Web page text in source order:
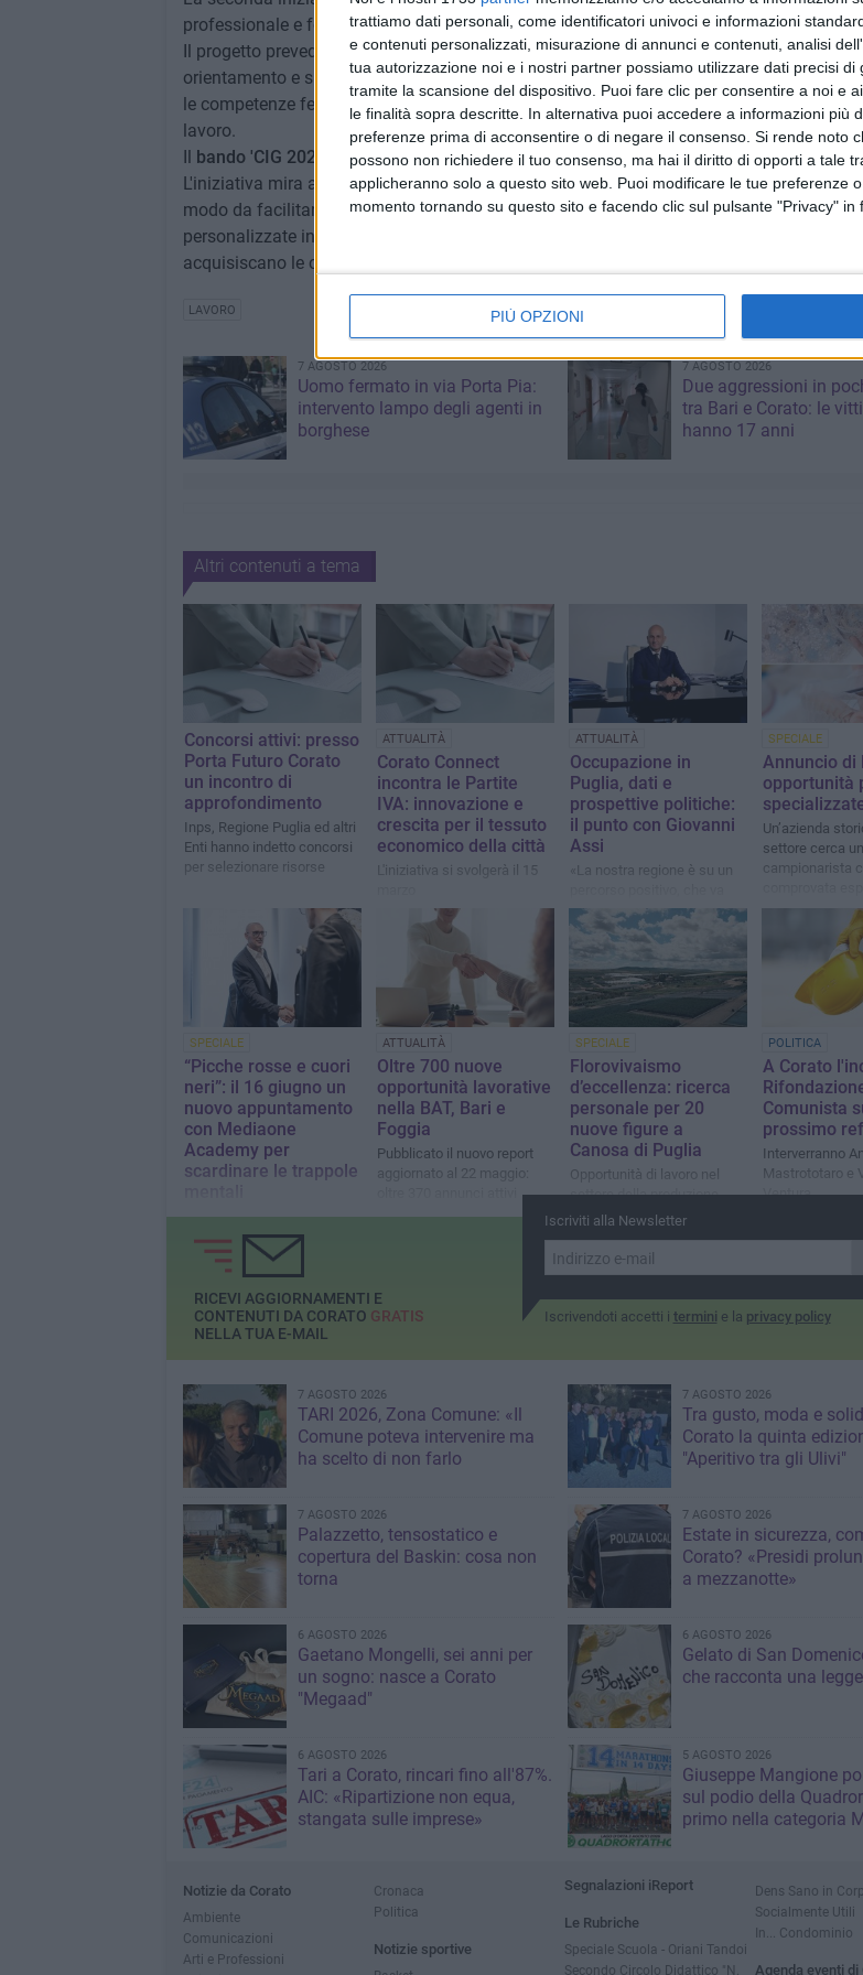
trattiamo dati personali, come identificatori univoci e informazioni
e contenuti personalizzati, misurazione di annunci e contenuti, analisi
tua autorizzazione noi e i nostri partner possiamo utilizzare dati precisi di
tramite la scansione del dispositivo. Puoi fare clic per consentire a noi e
le finalità sopra descritte. In alternativa puoi accedere a informazioni più
preferenze prima di acconsentire o di negare il consenso. Si rende noto
possono non richiedere il tuo consenso, ma hai il diritto di opporti a tale
applicheranno solo a questo sito web. Puoi modificare le tue preferenze
momento tornando su questo sito e facendo clic sul pulsante "Privacy" in
PIÙ OPZIONI
professionale e formazione per disoccupati, inattivi e inoccupati.
Il progetto prevede la creazione di una rete di servizi integrati, tra cui laboratori, giornate
orientamento e sportelli informativi come l'azione 'Puglia Donna Partecipa' , che mira a
le competenze femminili, favorendo l'inclusione e la partecipazione delle donne nel
lavoro.
Il bando 'CIG 2025'
è pensato per i lavoratori in cassa integrazione guadagni
L'iniziativa mira a offrire percorsi di formazione mirati per la riqualificazione
modo da facilitare il reinserimento nel mercato del lavoro. Le attività formative saranno
personalizzate in base alle esigenze del tessuto produttivo regionale, per garantire che i
acquisiscano le competenze richieste dal mercato».
LAVORO
7 AGOSTO 2026
Uomo fermato in via Porta Pia:
intervento lampo degli agenti in
borghese
7 AGOSTO 2026
Due aggressioni in
tra Bari e Corato: le
hanno 17 anni
Altri contenuti a tema
Concorsi attivi: presso
Porta Futuro Corato
un incontro di
approfondimento
Inps, Regione Puglia ed altri
Enti hanno indetto concorsi
per selezionare risorse
ATTUALITÀ
Corato Connect
incontra le Partite
IVA: innovazione e
crescita per il tessuto
economico della città
L'iniziativa si svolgerà il 15
ATTUALITÀ
Occupazione in
Puglia, dati e
prospettive politiche:
il punto con Giovanni
Assi
«La nostra regione è su un
sostenuto e accelerato»
SPECIALE
Annuncio di
opportunità
Un’azienda
settore cerca
campionarista
un’addetta
SPECIALE
“Picche rosse e cuori
neri”: il 16 giugno un
nuovo appuntamento
con Mediaone
Academy per
scardinare le trappole
A Barletta incontro gratuito
di networking e crescita
personale aperto alla
cittadinanza
ATTUALITÀ
Oltre 700 nuove
opportunità lavorative
nella BAT, Bari e
Foggia
Pubblicato il nuovo report
aggiornato al 22 maggio:
suddivisi per area
SPECIALE
Florovivaismo
d’eccellenza: ricerca
personale per 20
nuove figure a
Canosa di Puglia
Opportunità di lavoro nel
settore della produzione
florovivaistica
POLITICA
A Corato
Comunista
prossimo
Interverranno
Mastrototaro e
Ventura
Iscriviti alla Newsletter
Iscrivendoti accetti i termini e la privacy policy
RICEVI AGGIORNAMENTI E
CONTENUTI DA CORATO GRATIS
NELLA TUA E-MAIL
7 AGOSTO 2026
TARI 2026, Zona Comune: «Il
Comune poteva intervenire ma
ha scelto di non farlo
7 AGOSTO 2026
Tra gusto, moda e
Corato la quinta
"Aperitivo tra gli Ulivi"
7 AGOSTO 2026
Palazzetto, tensostatico e
copertura del Baskin: cosa non
torna
7 AGOSTO 2026
Estate in sicurezza,
Corato? «Presidi
a mezzanotte»
6 AGOSTO 2026
Gaetano Mongelli, sei anni per
un sogno: nasce a Corato
"Megaad"
6 AGOSTO 2026
Gelato di San
che racconta una
6 AGOSTO 2026
Tari a Corato, rincari fino all'87%.
AIC: «Ripartizione non equa,
stangata sulle imprese»
5 AGOSTO 2026
Giuseppe Mangione
sul podio della
primo nella categoria
Notizie da Corato
Ambiente
Comunicazioni
Arti e Professioni
Cronaca
Politica
Notizie sportive
Segnalazioni iReport
Le Rubriche
Speciale Scuola - Oriani Tandoi
Secondo Circolo Didattico "N.
Dens Sano in
Socialmente Utili
In... Condominio
Agenda eventi di